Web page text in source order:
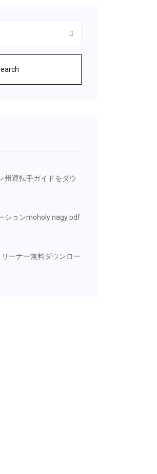
州運転手ガイドをダウ
ションmoholy nagy pdf
ーナー無料ダウンロー